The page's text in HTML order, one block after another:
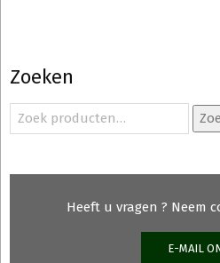
Zoeken
Zoeken
naar:
Heeft u vragen ? Neem
E-MAIL